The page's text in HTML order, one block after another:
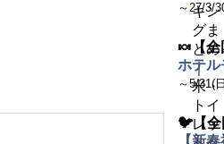
～27/3/
🍬【
ホテル
～5/31(
🐦【
【新